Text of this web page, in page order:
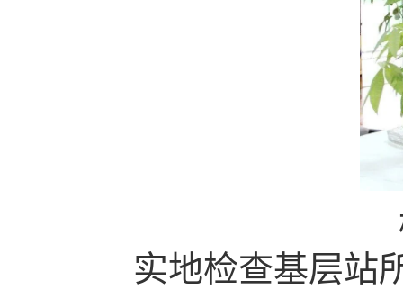
实地检查基层站